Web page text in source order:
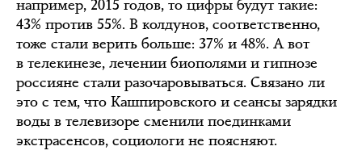
например, 2015 годов, то цифры будут такие:
43% против 55%. В колдунов, соответственно,
тоже стали верить больше: 37% и 48%. А вот
в телекинезе, лечении биополями и гипнозе
россияне стали разочаровываться. Связано ли
это с тем, что Кашпировского и сеансы зарядки
воды в телевизоре сменили поединками
экстрасенсов, социологи не поясняют.